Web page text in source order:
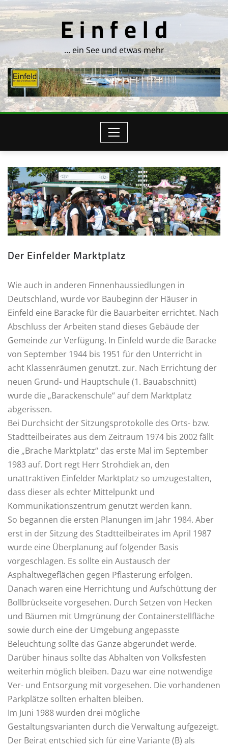
Skip
to
content
E i n f e l d
… ein See und etwas mehr
Der Einfelder Marktplatz
Wie auch in anderen Finnenhaussiedlungen in
Deutschland, wurde vor Baubeginn der Häuser in
Einfeld eine Baracke für die Bauarbeiter errichtet. Nach
Abschluss der Arbeiten stand dieses Gebäude der
Gemeinde zur Verfügung. In Einfeld wurde die Baracke
von September 1944 bis 1951 für den Unterricht in
acht Klassenräumen genutzt. zur. Nach Errichtung der
neuen Grund- und Hauptschule (1. Bauabschnitt)
wurde die „Barackenschule“ auf dem Marktplatz
abgerissen.
Bei Durchsicht der Sitzungsprotokolle des Orts- bzw.
Stadtteilbeirates aus dem Zeitraum 1974 bis 2002 fällt
die „Brache Marktplatz“ das erste Mal im September
1983 auf. Dort regt Herr Strohdiek an, den
unattraktiven Einfelder Marktplatz so umzugestalten,
dass dieser als echter Mittelpunkt und
Kommunikationszentrum genutzt werden kann.
So begannen die ersten Planungen im Jahr 1984. Aber
erst in der Sitzung des Stadtteilbeirates im April 1987
wurde eine Überplanung auf folgender Basis
vorgeschlagen. Es sollte ein Austausch der
Asphaltwegeflächen gegen Pflasterung erfolgen.
Danach waren eine Herrichtung und Aufschüttung der
Bollbrückseite vorgesehen. Durch Setzen von Hecken
und Bäumen mit Umgrünung der Containerstellfläche
sowie durch eine der Umgebung angepasste
Beleuchtung sollte das Ganze abgerundet werde.
Darüber hinaus sollte das Abhalten von Volksfesten
weiterhin möglich bleiben. Dazu war eine notwendige
Ver- und Entsorgung mit vorgesehen. Die vorhandenen
Parkplätze sollten erhalten bleiben.
Im Juni 1988 wurden drei mögliche
Gestaltungsvarianten durch die Verwaltung aufgezeigt.
Der Beirat entschied sich für eine Variante (B) als